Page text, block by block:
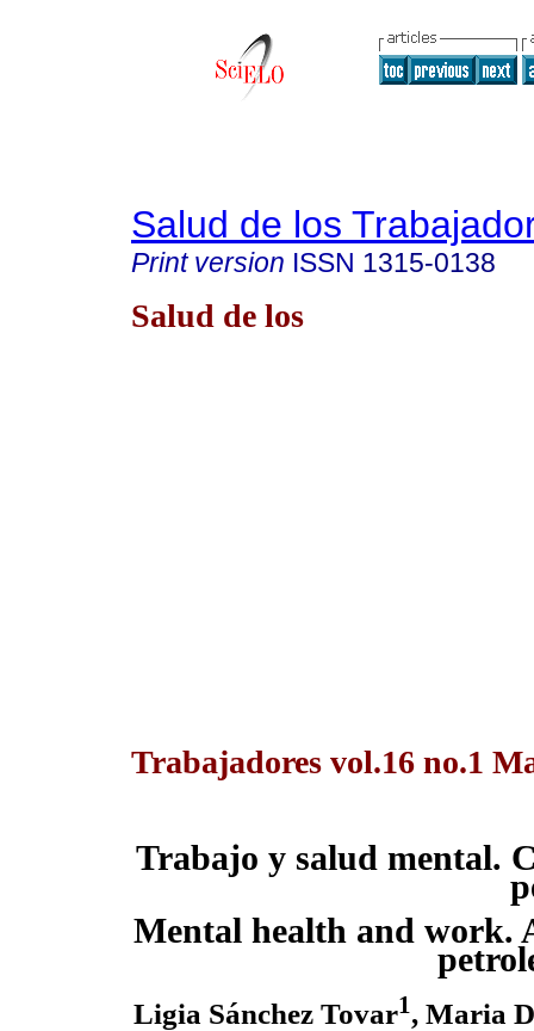
Salud de los
Print version ISSN 1315-0138
Salud de los
Trabajadores vol.16 no.1
Trabajo y salud mental.
Mental health and work.
Ligia Sánchez Tovar1, Maria